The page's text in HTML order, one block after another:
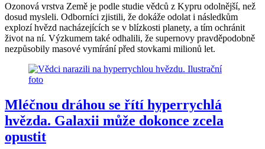
Ozonová vrstva Země je podle studie vědců z Kypru odolnější, než
dosud mysleli. Odborníci zjistili, že dokáže odolat i následkům
explozí hvězd nacházejících se v blízkosti planety, a tím ochránit
život na ní. Výzkumem také odhalili, že supernovy pravděpodobně
nezpůsobily masové vymírání před stovkami milionů let.
Mléčnou dráhou se řítí hyperrychlá
hvězda. Galaxii může dokonce zcela
opustit